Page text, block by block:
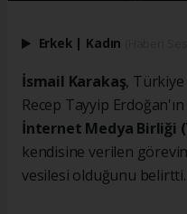
Erkek | Kadın
İsmail Karakaş,
Recep Tayyip
İnternet Medya Birliği
kendisine verilen
vesilesi olduğunu belirtti.